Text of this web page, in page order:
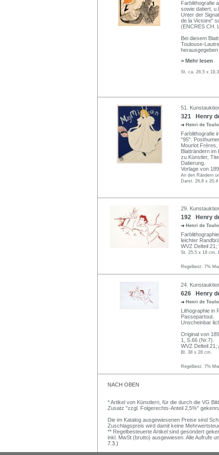
Farblithografie
sowie datiert,
Unter der
de la Victoire"
(ENCRES CH.
Bei diesem
Toulouse-
> Mehr lesen
St. ca. 26,5 x
51.
321 Henry
Henri de
Farblithografie
"95".
Mourlot Frères,
Blatträndern im
zu Künstler,
Datierung.
Vorlage von
An den Rändern
Darst. 26,8 x
29.
192 Henry
Henri de
leichter
WVZ Delteil 21;
St. 25,5 x 18 cm,
Regelbest. 7%
24.
626 Henry
Henri de
Lithographie in
Passepartout.
Unscheinbar
Original von
1, S.66 (Nr.7).
WVZ Delteil 21;
Bl. 38 x 28 cm.
Regelbest. 7%
NACH OBEN
* Artikel von Künstlern, für die durch die VG
Zusatz "zzgl. Folgerechts-Anteil 2,5%"
Die im Katalog ausgewiesenen Preise sind
Zuschlagspreis wird damit keine
** Regelbesteuerte Artikel sind gesondert
inkl. MwSt (brutto) ausgewiesen. Alle Aufrufe
7.3.)